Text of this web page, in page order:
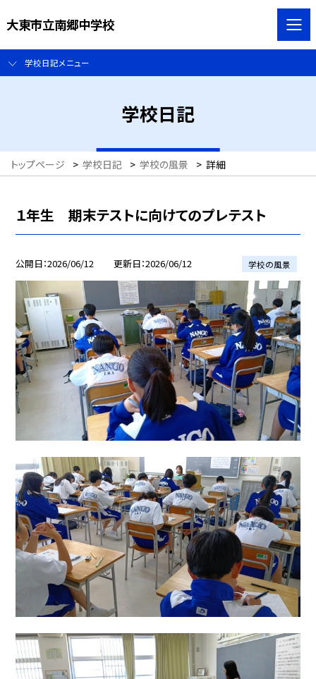
大東市立南郷中学校
学校日記メニュー
学校日記
トップページ > 学校日記 > 学校の風景 > 詳細
１年生 期末テストに向けてのプレテスト
公開日 2026/06/12 更新日 2026/06/12 学校の風景